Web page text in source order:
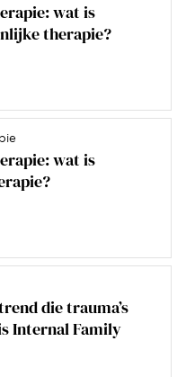
wat is
therapie?
wat is
die trauma’s
Internal Family